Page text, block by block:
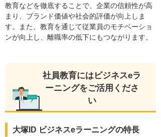
教育などを徹底することで、企業の信頼性が高
まり、ブランド価値や社会的評価が向上しま
す。また、教育を通じて従業員のモチベーショ
ンが向上し、離職率の低下にもつながります。
社員教育にはビジネスeラ
ーニングをご活用くださ
い
大塚ID ビジネスeラーニングの特長